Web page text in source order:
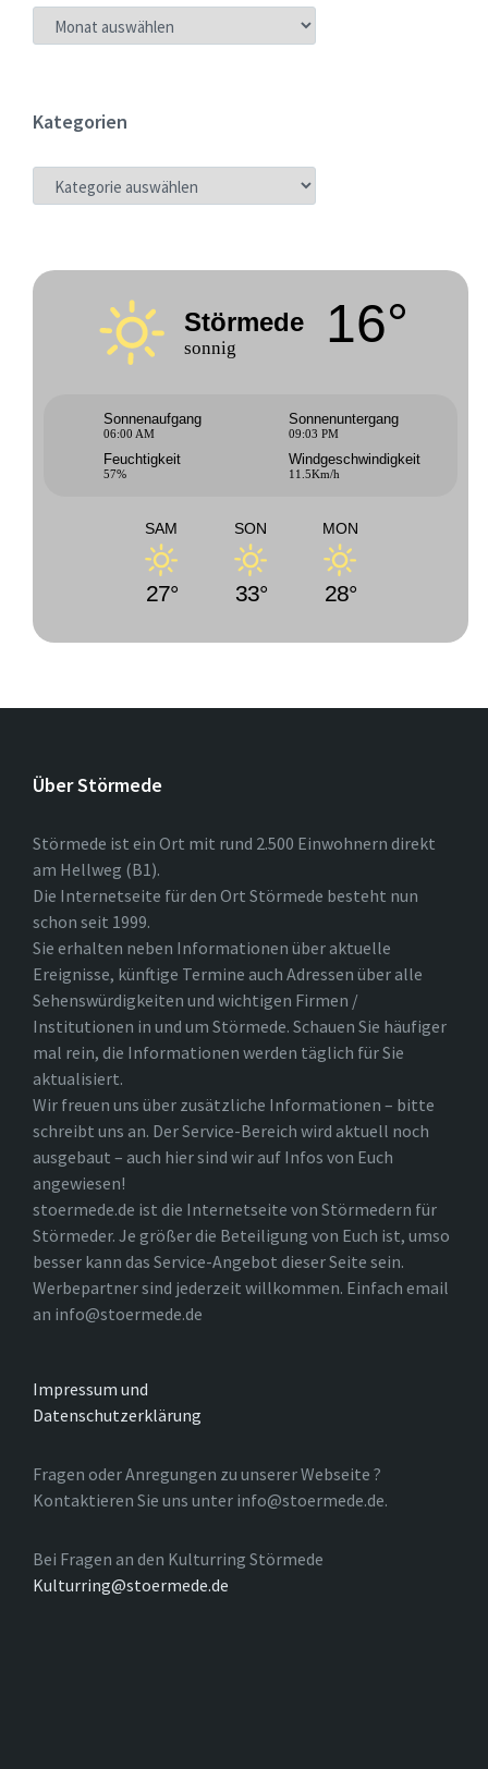
ARCHIV
Kategorien
KATEGORIEN
Störmede
sonnig 16°
Sonnenaufgang
06:00 AM
Sonnenuntergang
09:03 PM
Feuchtigkeit
57%
Windgeschwindigkeit
11.5Km/h
SAM
27°
SON
33°
MON
28°
Über Störmede
Störmede ist ein Ort mit rund 2.500 Einwohnern direkt
am Hellweg (B1).
Die Internetseite für den Ort Störmede besteht nun
schon seit 1999.
Sie erhalten neben Informationen über aktuelle
Ereignisse, künftige Termine auch Adressen über alle
Sehenswürdigkeiten und wichtigen Firmen /
Institutionen in und um Störmede. Schauen Sie häufiger
mal rein, die Informationen werden täglich für Sie
aktualisiert.
Wir freuen uns über zusätzliche Informationen – bitte
schreibt uns an. Der Service-Bereich wird aktuell noch
ausgebaut – auch hier sind wir auf Infos von Euch
angewiesen!
stoermede.de ist die Internetseite von Störmedern für
Störmeder. Je größer die Beteiligung von Euch ist, umso
besser kann das Service-Angebot dieser Seite sein.
Werbepartner sind jederzeit willkommen. Einfach email
an info@stoermede.de
Impressum und
Datenschutzerklärung
Fragen oder Anregungen zu unserer Webseite ?
Kontaktieren Sie uns unter info@stoermede.de.
Bei Fragen an den Kulturring Störmede
Kulturring@stoermede.de